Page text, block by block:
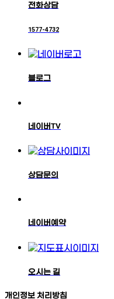
전화상담
1577-4732
블로그
네이버TV
상담문의
네이버예약
오시는 길
개인정보 처리방침